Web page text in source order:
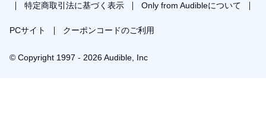
特定商取引法に基づく表示 Only from Audibleについて
PCサイト クーポンコードのご利用
© Copyright 1997 - 2026 Audible, Inc